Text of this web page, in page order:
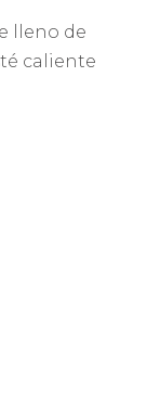
lleno de
caliente